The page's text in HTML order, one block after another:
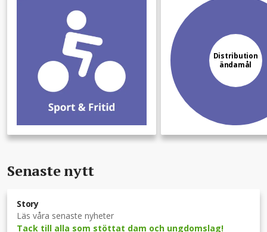
Distribution
ändamål
Senaste nytt
Story
Läs våra senaste nyheter
Tack till alla som stöttat dam och ungdomslag!